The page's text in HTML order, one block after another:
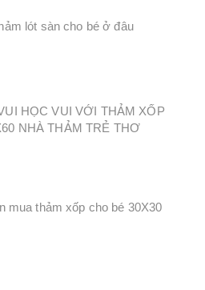
lót sàn cho bé ở đâu
HỌC VUI VỚI THẢM XỐP
NHÀ THẢM TRẺ THƠ
mua thảm xốp cho bé 30X30